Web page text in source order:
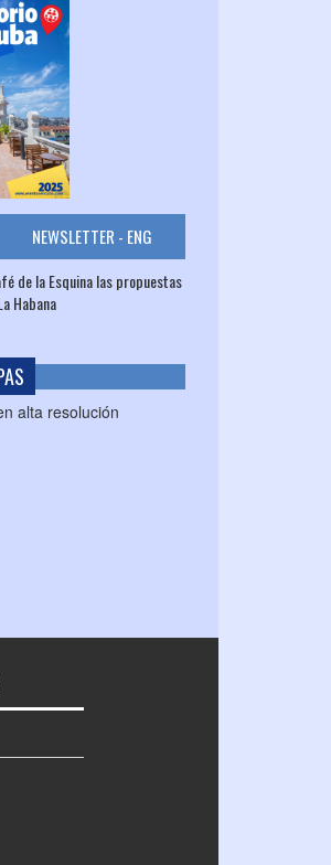
NEWSLETTER - ENG
de la Esquina las propuestas
Habana
alta resolución